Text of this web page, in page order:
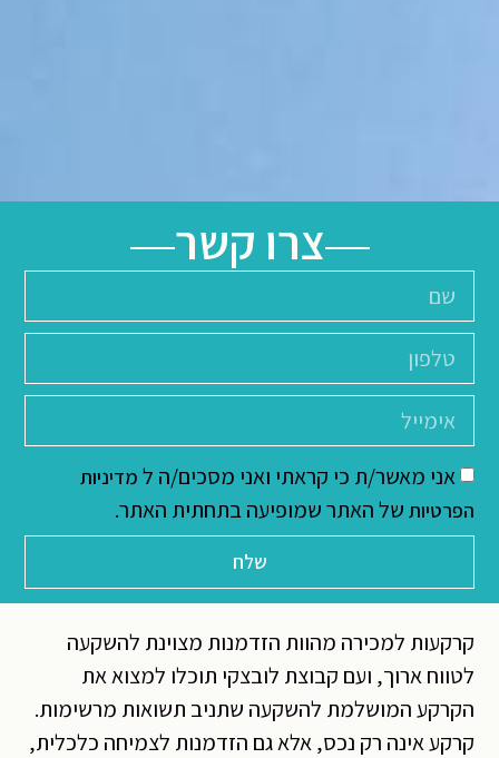
צרו קשר
אני מאשר/ת כי קראתי ואני מסכים/ה ל מדיניות
הפרטיות של האתר שמופיעה בתחתית האתר.
שלח
קרקעות למכירה מהוות הזדמנות מצוינת להשקעה
לטווח ארוך, ועם קבוצת לובצקי תוכלו למצוא את
הקרקע המושלמת להשקעה שתניב תשואות מרשימות.
קרקע אינה רק נכס, אלא גם הזדמנות לצמיחה כלכלית,